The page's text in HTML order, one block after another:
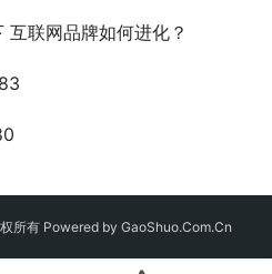
联网品牌如何进化？
所有 Powered by GaoShuo.Com.Cn